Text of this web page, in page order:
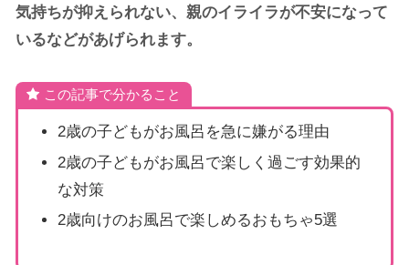
気持ちが抑えられない、親のイライラが不安になって
いるなどがあげられます。
この記事で分かること
2歳の子どもがお風呂を急に嫌がる理由
2歳の子どもがお風呂で楽しく過ごす効果的
な対策
2歳向けのお風呂で楽しめるおもちゃ5選